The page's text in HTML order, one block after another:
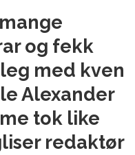
og fekk
med kven
Alexander
tok like
redaktør